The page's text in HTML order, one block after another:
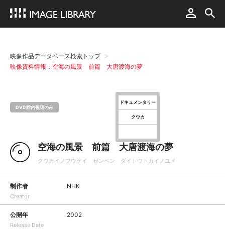
映像作品データベース検索トップ
映像資料情報：空海の風景 前篇 大唐渡海の夢
DVD館内視聴のみ
ドキュメンタリー
クウカ
空海の風景 前篇 大唐渡海の夢
クウカイノフウケイ ゼンペン ダイトウトカイノユメ
制作者
Creator
NHK
公開年
Release Date
2002